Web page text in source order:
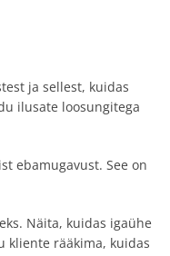
ja sellest, kuidas
ilusate loosungitega
ebamugavust. See on
Näita, kuidas igaühe
kliente rääkima, kuidas